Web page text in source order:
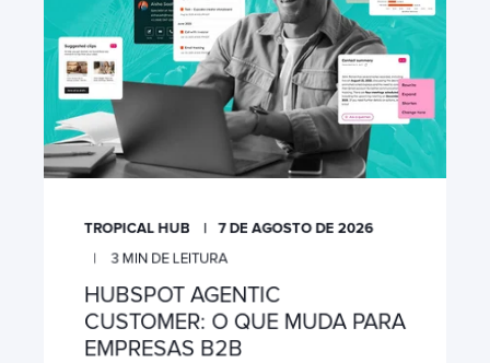
TROPICAL HUB
7 DE AGOSTO DE 2026
3MIN DE LEITURA
HUBSPOT AGENTIC
CUSTOMER: O QUE MUDA PARA
EMPRESAS B2B